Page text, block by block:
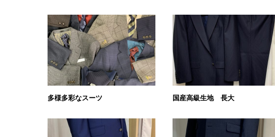
多様多彩なスーツ 国産高級生地 長大